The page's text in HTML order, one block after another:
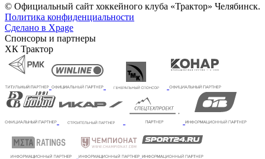
© Официальный сайт хоккейного клуба «Трактор» Челябинск.
Политика конфиденциальности
Сделано в Xpage
Спонсоры и партнеры
ХК Трактор